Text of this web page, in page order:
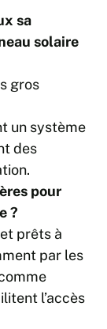
sa
solaire
gros
un système
des
pour
?
prêts à
par les
l’accès